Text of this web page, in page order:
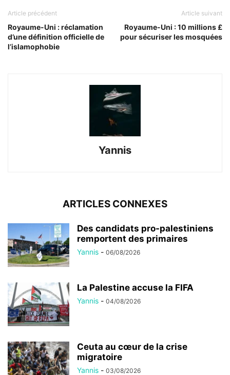
Article précédent
Royaume-Uni : réclamation
d’une définition officielle de
l’islamophobie
Article suivant
Royaume-Uni : 10 millions £
pour sécuriser les mosquées
Yannis
ARTICLES CONNEXES
Des candidats pro-palestiniens
remportent des primaires
Yannis - 06/08/2026
La Palestine accuse la FIFA
Yannis - 04/08/2026
Ceuta au cœur de la crise
migratoire
Yannis - 03/08/2026